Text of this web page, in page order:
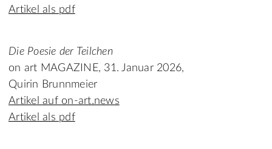
Artikel als pdf
Die Poesie der Teilchen
on art MAGAZINE, 31. Januar 2026,
Quirin Brunnmeier
Artikel auf on-art.news
Artikel als pdf